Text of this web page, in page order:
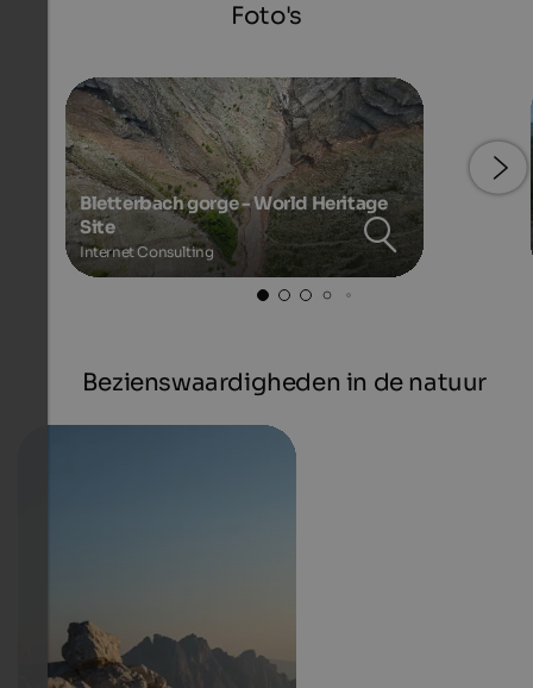
Foto's
Bletterbach gorge - World Heritage
Site
Internet Consulting
Bezienswaardigheden in de natuur